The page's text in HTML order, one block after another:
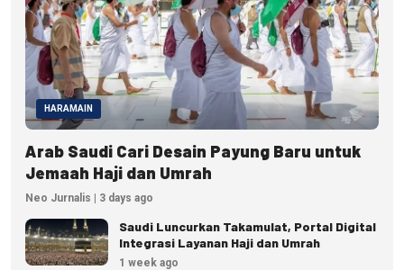
HARAMAIN
Arab Saudi Cari Desain Payung Baru untuk
Jemaah Haji dan Umrah
Neo Jurnalis | 3 days ago
Saudi Luncurkan Takamulat, Portal Digital
Integrasi Layanan Haji dan Umrah
1 week ago